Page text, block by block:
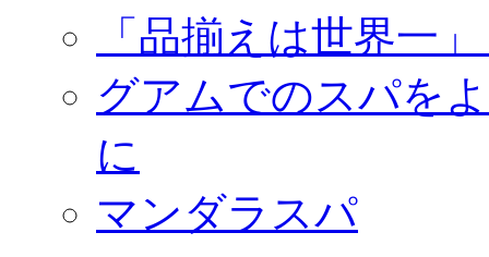
「品揃えは世界一
グアムでのスパを
に
マンダラスパ